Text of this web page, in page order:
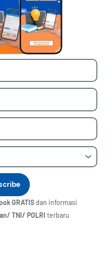
GRATISdan informasi
TNI/ POLRI terbaru